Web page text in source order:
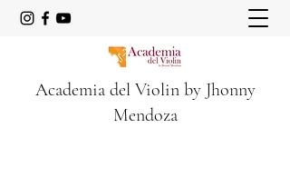
Academia del Violin by Jhonny
Mendoza